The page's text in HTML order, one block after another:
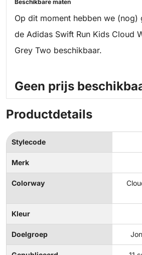
Beschikbare maten
Op dit moment hebben we (nog)
de Adidas Swift Run Kids Cloud
Grey Two beschikbaar.
Geen prijs
Productdetails
Stylecode
Merk
Colorway
Kleur
Doelgroep